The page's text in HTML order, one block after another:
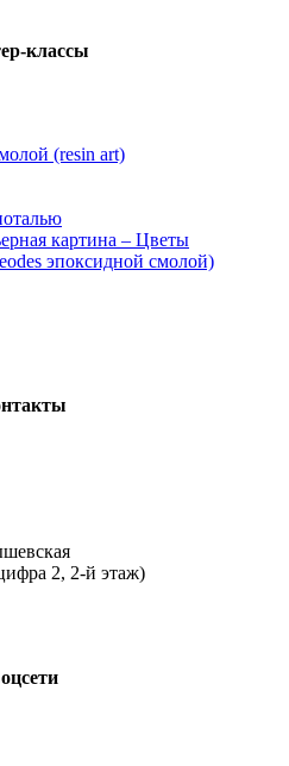
классы
(resin art)
картина – Цветы
эпоксидной смолой)
2, 2-й этаж)